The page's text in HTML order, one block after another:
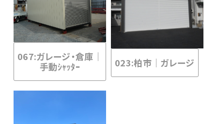
067:ガレージ・倉庫｜
手動ｼｬｯﾀｰ
023:柏市｜ガレージ